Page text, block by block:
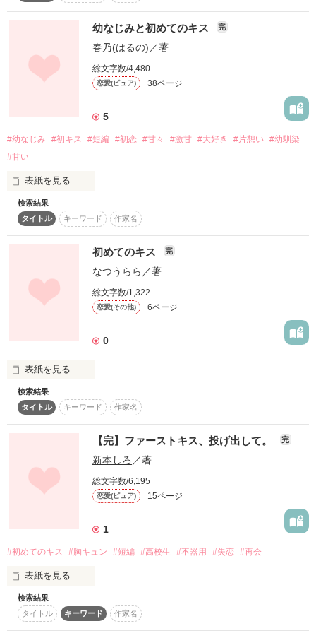
当にありがとうございました。
作品を読む
幼なじみと初めてのキス 完
春乃(はるの)／著
総文字数/4,480
恋愛(ピュア) 38ページ
5
#幼なじみ #初キス #短編 #初恋 #甘々 #激甘 #大好き #片想い #幼馴染
#甘い
表紙を見る
幼なじみの悠が好き…。
優しい彼の笑顔が好き…。
今日、彼に告白します。
甘く切ない、ラブストーリー。
初めてのキスは、幼なじみとのキス…。
甘く切ない、キスをしてみませんか？
数年ほど居なかった間に
読者の皆様、本棚に入れてくださった皆様、ありがとうござい
ます｡ﾟ(ﾟ´Д｀ﾟ)ﾟ｡
※内容を一部変更いたしました。
side悠→甘いキスの後は…♡に変更いたしました。
本当に沢山の方にお読みいただき本当にありがとうございます
かなり遅れてしまいましたが、コメを書いていただいた方
かんたん感想をしていただいた方、沢山の方に感謝をさせてい
本当にありがとうございますm(_ _)m
検索結果
タイトル
キーワード 作家名
初めてのキス 完
なつうらら ／著
総文字数/1,322
恋愛(その他) 6ページ
0
表紙を見る
生まれて
初めての
心に
落ちた
感じ
検索結果
タイトル
キーワード 作家名
【完】ファーストキス、投げ出して。 完
新本しろ ／著
総文字数/6,195
恋愛(ピュア) 15ページ
1
#初めてのキス #胸キュン #短編 #高校生 #不器用 #失恋 #再会
表紙を見る
検索結果
タイトル
キーワード 作家名